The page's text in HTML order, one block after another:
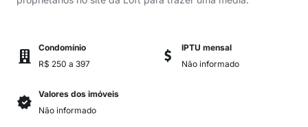
Condomínio
R$ 250 a 397
IPTU mensal
Não informado
Valores dos imóveis
Não informado